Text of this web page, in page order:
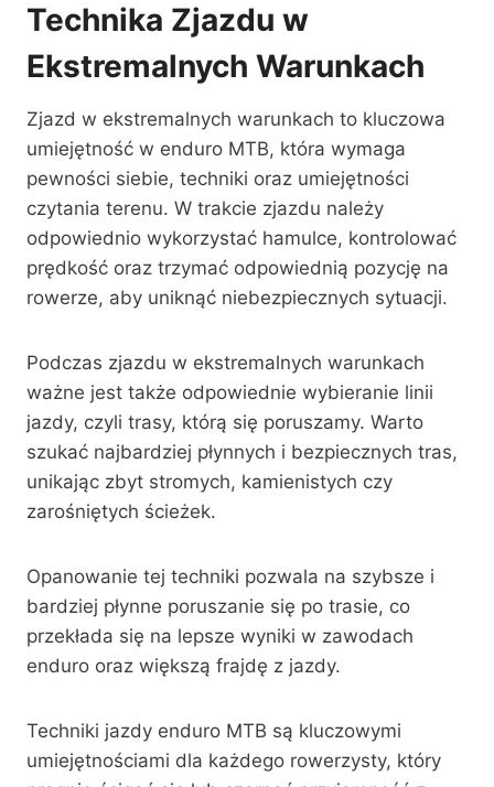
Technika Zjazdu w
Ekstremalnych Warunkach
Zjazd w ekstremalnych warunkach to kluczowa
umiejętność w enduro MTB, która wymaga
pewności siebie, techniki oraz umiejętności
czytania terenu. W trakcie zjazdu należy
odpowiednio wykorzystać hamulce, kontrolować
prędkość oraz trzymać odpowiednią pozycję na
rowerze, aby uniknąć niebezpiecznych sytuacji.
Podczas zjazdu w ekstremalnych warunkach
ważne jest także odpowiednie wybieranie linii
jazdy, czyli trasy, którą się poruszamy. Warto
szukać najbardziej płynnych i bezpiecznych tras,
unikając zbyt stromych, kamienistych czy
zarośniętych ścieżek.
Opanowanie tej techniki pozwala na szybsze i
bardziej płynne poruszanie się po trasie, co
przekłada się na lepsze wyniki w zawodach
enduro oraz większą frajdę z jazdy.
Techniki jazdy enduro MTB są kluczowymi
umiejętnościami dla każdego rowerzysty, który